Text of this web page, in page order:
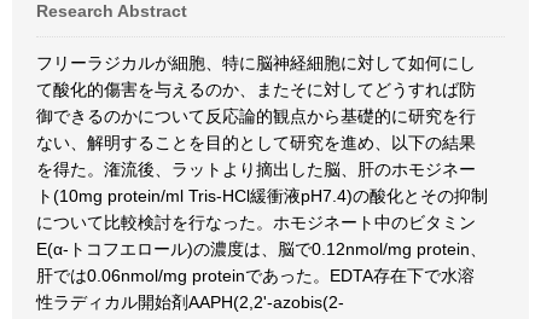
Research Abstract
フリーラジカルが細胞、特に脳神経細胞に対して如何にし
て酸化的傷害を与えるのか、またそに対してどうすれば防
御できるのかについて反応論的観点から基礎的に研究を行
ない、解明することを目的として研究を進め、以下の結果
を得た。潅流後、ラットより摘出した脳、肝のホモジネー
ト(10mg protein/ml Tris-HCl緩衝液pH7.4)の酸化とその抑制
について比較検討を行なった。ホモジネート中のビタミン
E(α-トコフエロール)の濃度は、脳で0.12nmol/mg protein、
肝では0.06nmol/mg proteinであった。EDTA存在下で水溶
性ラディカル開始剤AAPH(2,2'-azobis(2-